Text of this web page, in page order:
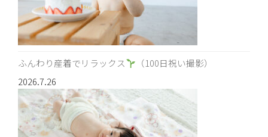
ふんわり産着でリラックス
（100日祝い撮影）
2026.7.26